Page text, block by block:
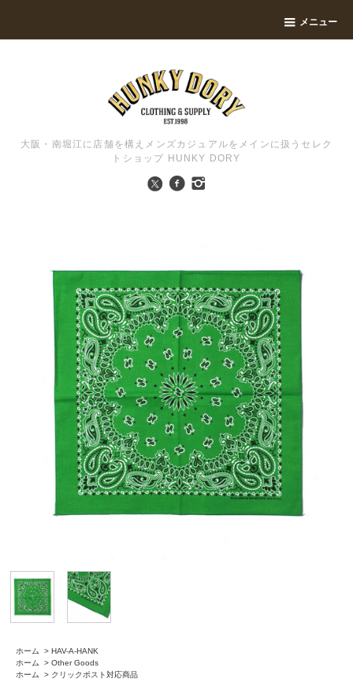
メニュー
大阪・南堀江に店舗を構えメンズカジュアルをメインに扱うセレク
トショップ HUNKY DORY
ホーム > HAV-A-HANK
ホーム
> Other Goods
ホーム
> クリックポスト対応商品